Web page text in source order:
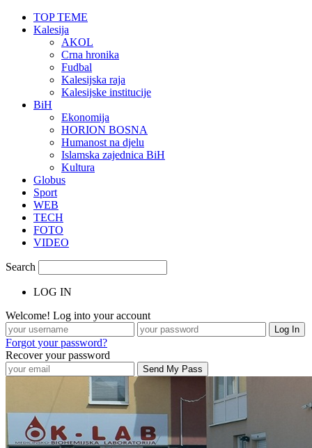
TOP TEME
Kalesija
AKOL
Crna hronika
Fudbal
Kalesijska raja
Kalesijske institucije
BiH
Ekonomija
HORION BOSNA
Humanost na djelu
Islamska zajednica BiH
Kultura
Globus
Sport
WEB
TECH
FOTO
VIDEO
Search
LOG IN
Welcome! Log into your account
Forgot your password?
Recover your password